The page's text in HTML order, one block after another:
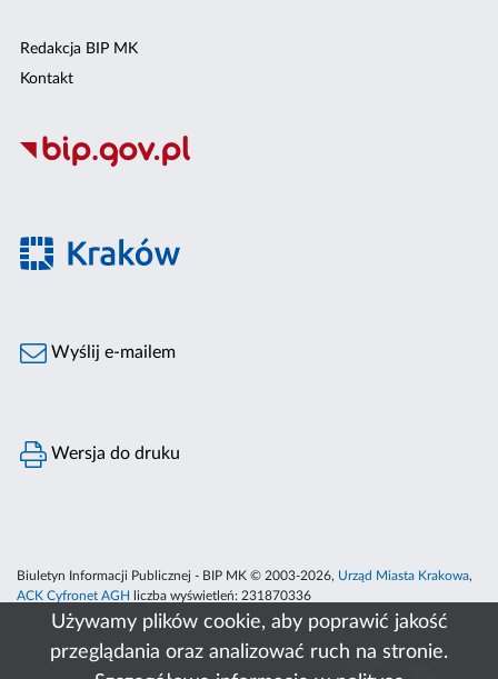
Używamy plików cookie, aby poprawić jakość
przeglądania oraz analizować ruch na stronie.
Redakcja BIP MK
Kontakt
Wyślij e-mailem
Wersja do druku
Biuletyn Informacji Publicznej - BIP MK © 2003-2026, Urząd Miasta Krakowa,
ACK Cyfronet AGH
liczba wyświetleń: 231870336